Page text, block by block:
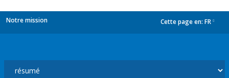
Notre mission Cette page en: FR